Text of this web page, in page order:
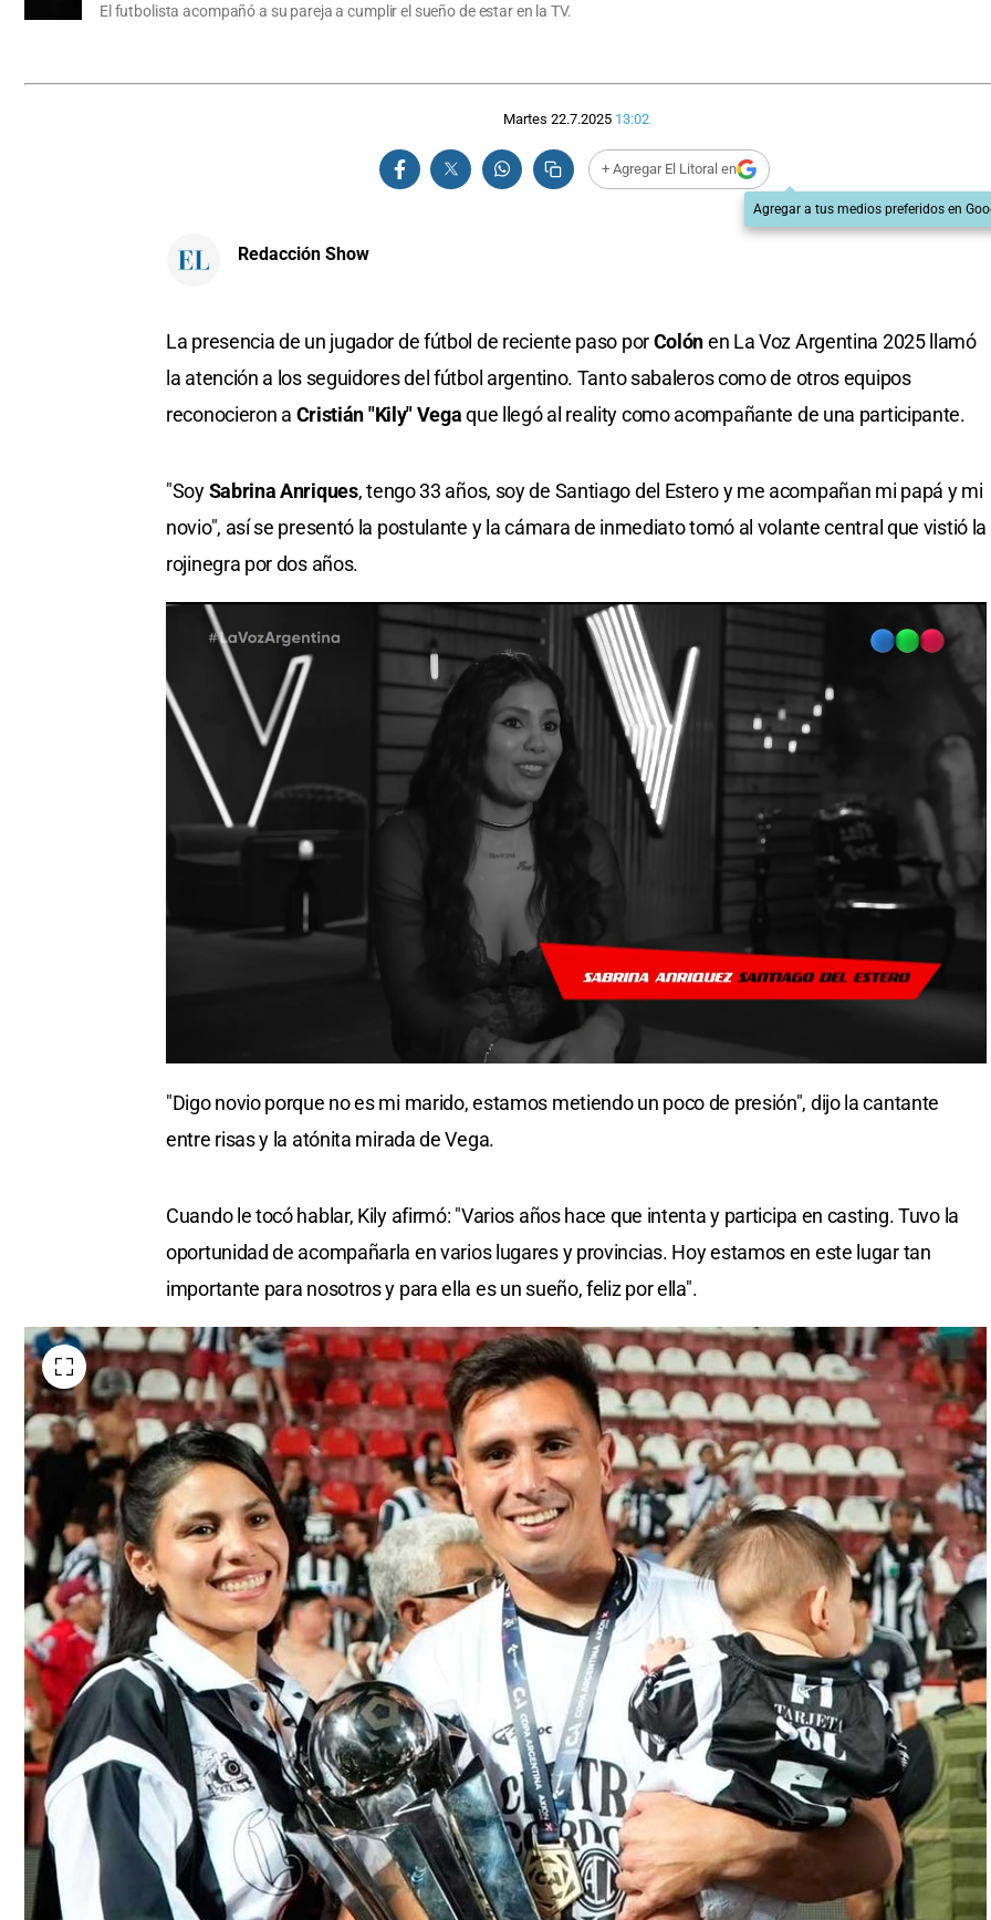
El futbolista acompañó a su pareja a cumplir el sueño de estar en la TV.
Martes 22.7.2025 13:02
+ Agregar El Litoral en
Agregar a tus medios preferidos en
Redacción Show
La presencia de un jugador de fútbol de reciente paso porColónen La Voz Argentina 2025 llamó
la atención a los seguidores del fútbol argentino. Tanto sabaleros como de otros equipos
reconocieron a Cristián "Kily" Vegaque llegó al reality como acompañante de una participante.
"SoySabrina Anriques, tengo 33 años, soy de Santiago del Estero y me acompañan mi papá y mi
novio", así se presentó la postulante y la cámara de inmediato tomó al volante central que vistió la
rojinegra por dos años.
"Digo novio porque no es mi marido, estamos metiendo un poco de presión", dijo la cantante
entre risas y la atónita mirada de Vega.
Cuando le tocó hablar, Kily afirmó: "Varios años hace que intenta y participa en casting. Tuvo la
oportunidad de acompañarla en varios lugares y provincias. Hoy estamos en este lugar tan
importante para nosotros y para ella es un sueño, feliz por ella".